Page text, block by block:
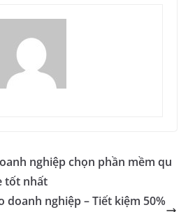
nghiệp chọn phần mềm qu
tốt nhất
doanh nghiệp – Tiết kiệm 50%